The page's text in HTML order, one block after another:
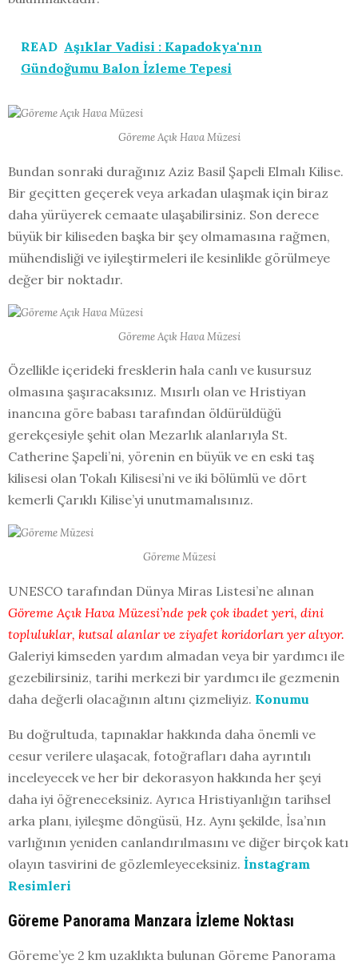
READ Aşıklar Vadisi : Kapadokya'nın
Gündoğumu Balon İzleme Tepesi
Göreme Açık Hava Müzesi
Bundan sonraki durağınız Aziz Basil Şapeli Elmalı Kilise.
Bir geçitten geçerek veya arkadan ulaşmak için biraz
daha yürüyerek cemaate ulaşabilirsiniz. Son derece
büyük bir kiliseden başka bir şey olmamasına rağmen,
mühendisliği ve iyileştirmeleri ile kesinlikle görülmeye
değer bir noktadır.
Göreme Açık Hava Müzesi
Özellikle içerideki fresklerin hala canlı ve kusursuz
olmasına şaşıracaksınız. Mısırlı olan ve Hristiyan
inancına göre babası tarafından öldürüldüğü
gerekçesiyle şehit olan Mezarlık alanlarıyla St.
Catherine Şapeli’ni, yörenin en büyük ve en eski taş
kilisesi olan Tokalı Kilisesi’ni ve iki bölümlü ve dört
kemerli Çarıklı Kilise’yi unutmamalısınız.
Göreme Müzesi
UNESCO tarafından Dünya Miras Listesi’ne alınan
Göreme Açık Hava Müzesi’nde pek çok ibadet yeri, dini
topluluklar, kutsal alanlar ve ziyafet koridorları yer alıyor.
Galeriyi kimseden yardım almadan veya bir yardımcı ile
gezebilirsiniz, tarihi merkezi bir yardımcı ile gezmenin
daha değerli olacağının altını çizmeliyiz. Konumu
Bu doğrultuda, tapınaklar hakkında daha önemli ve
cesur verilere ulaşacak, fotoğrafları daha ayrıntılı
inceleyecek ve her bir dekorasyon hakkında her şeyi
daha iyi öğreneceksiniz. Ayrıca Hristiyanlığın tarihsel
arka planı, iyileşme döngüsü, Hz. Aynı şekilde, İsa’nın
varlığının yeniden canlandırılmasını ve diğer birçok katı
olayın tasvirini de gözlemleyeceksiniz. İnstagram
Resimleri
Göreme Panorama Manzara İzleme Noktası
Göreme’ye 2 km uzaklıkta bulunan Göreme Panorama